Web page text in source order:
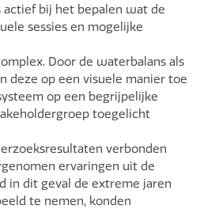
actief bij het bepalen wat de
sessies en mogelijke
Door de waterbalans als
deze op een visuele manier toe
op een begrijpelijke
toegelicht
verbonden
ervaringen uit de
in dit geval de extreme jaren
te nemen, konden